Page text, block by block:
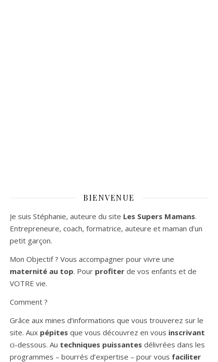
BIENVENUE
Je suis Stéphanie, auteure du site Les Supers Mamans.
Entrepreneure, coach, formatrice, auteure et maman d’un
petit garçon.
Mon Objectif ? Vous accompagner pour vivre une
maternité au top. Pour profiter de vos enfants et de
VOTRE vie.
Comment ?
Grâce aux mines d’informations que vous trouverez sur le
site. Aux pépites que vous découvrez en vous inscrivant
ci-dessous. Au techniques puissantes délivrées dans les
programmes – bourrés d’expertise – pour vous faciliter